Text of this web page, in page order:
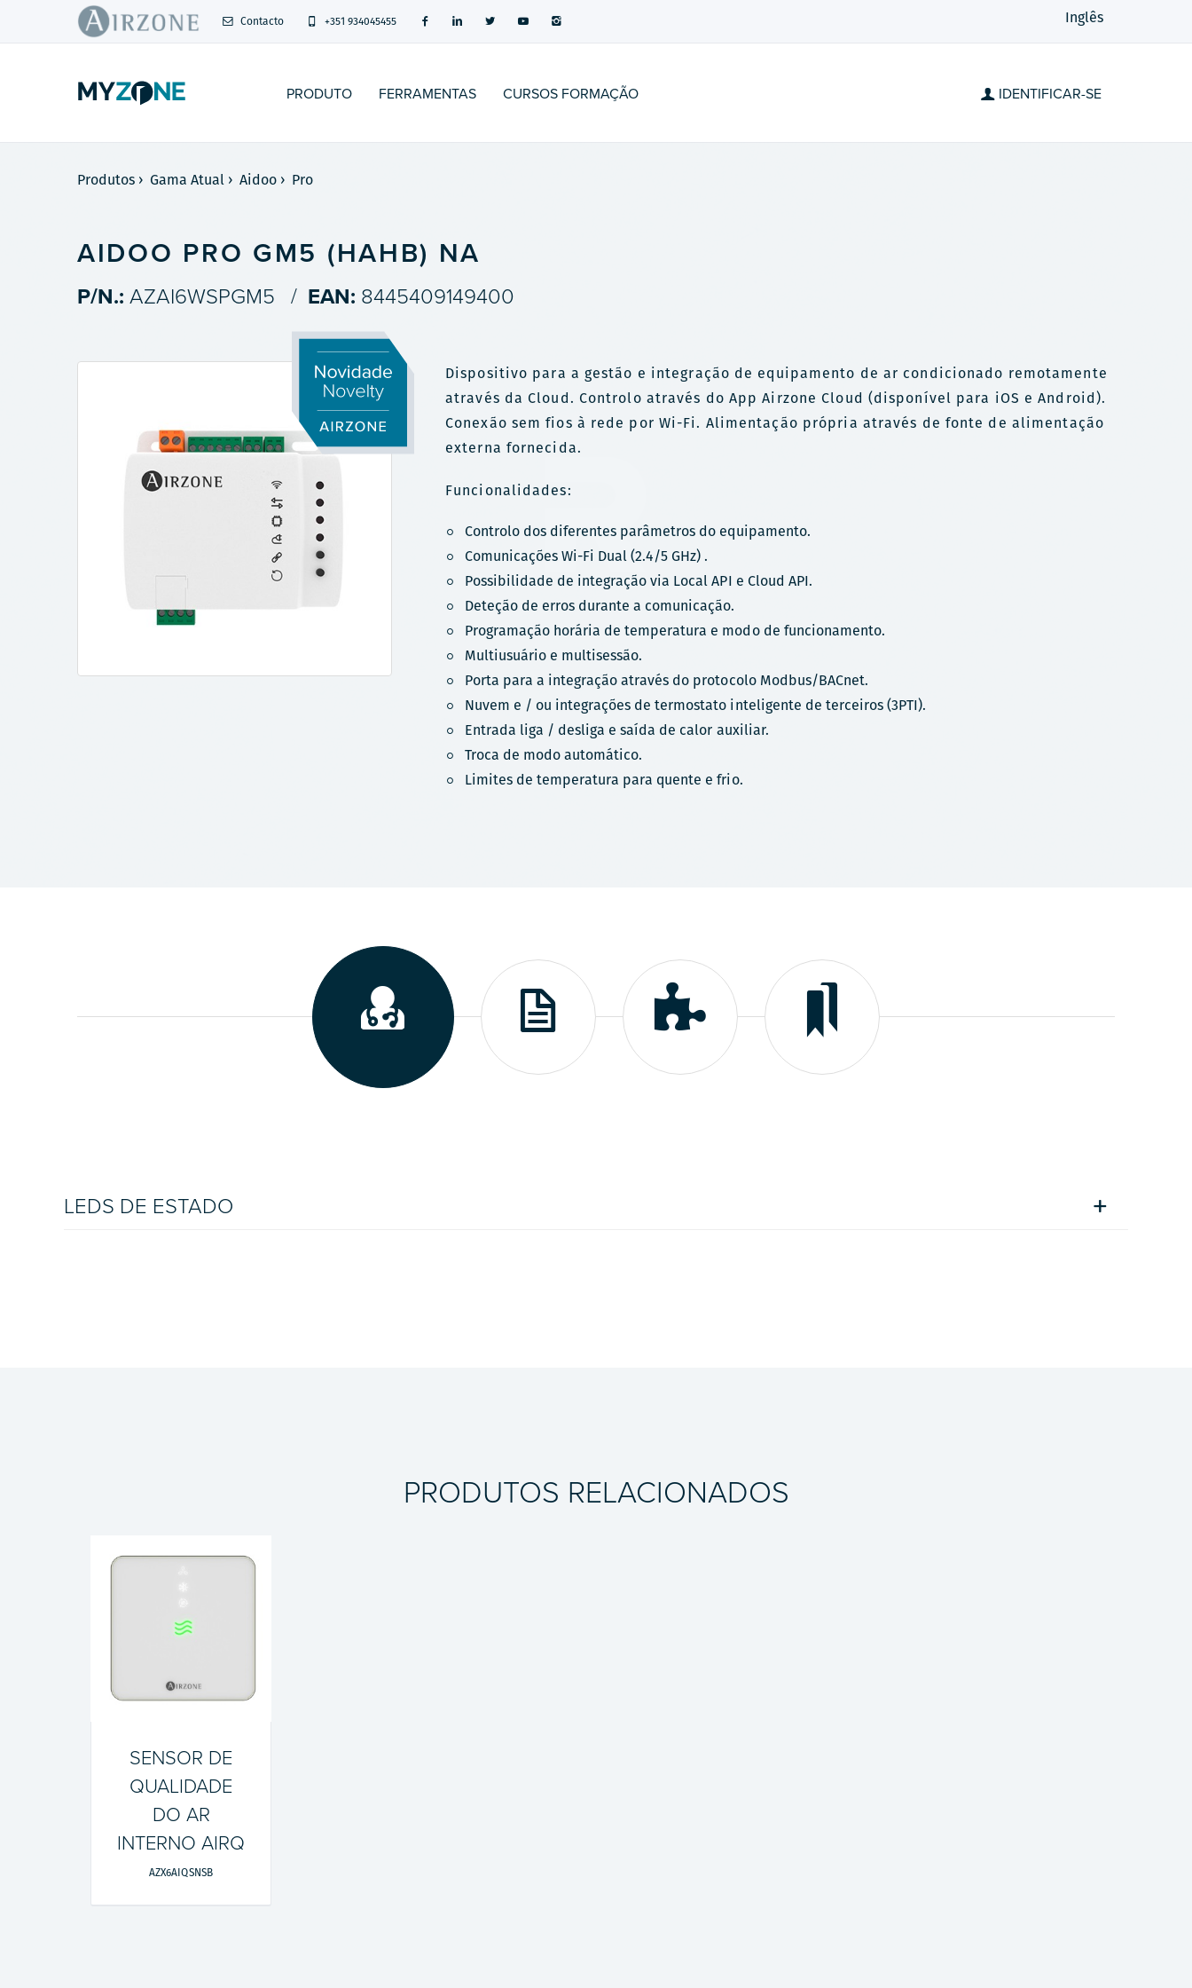
Contacto +351 934045455 Inglês
PRODUTO FERRAMENTAS CURSOS FORMAÇÃO IDENTIFICAR-SE
Produtos › Gama Atual › Aidoo › Pro
AIDOO PRO GM5 (HAHB) NA
P/N.: AZAI6WSPGM5 / EAN: 8445409149400
Dispositivo para a gestão e integração de equipamento de ar condicionado remotamente
através da Cloud. Controlo através do App Airzone Cloud (disponível para iOS e Android).
Conexão sem fios à rede por Wi-Fi. Alimentação própria através de fonte de alimentação
externa fornecida.
Funcionalidades:
Controlo dos diferentes parâmetros do equipamento.
Comunicações Wi-Fi Dual (2.4/5 GHz) .
Possibilidade de integração via Local API e Cloud API.
Deteção de erros durante a comunicação.
Programação horária de temperatura e modo de funcionamento.
Multiusuário e multisessão.
Porta para a integração através do protocolo Modbus/BACnet.
Nuvem e / ou integrações de termostato inteligente de terceiros (3PTI).
Entrada liga / desliga e saída de calor auxiliar.
Troca de modo automático.
Limites de temperatura para quente e frio.
LEDS DE ESTADO
PRODUTOS RELACIONADOS
SENSOR DE
QUALIDADE
DO AR
INTERNO AIRQ
AZX6AIQSNSB